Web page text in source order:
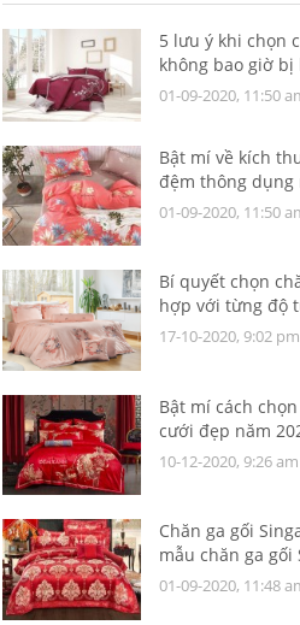
5 lưu ý khi chọn
không bao giờ bị
01-09-2020, 11:50
Bật mí về kích
đệm thông
01-09-2020, 11:50
Bí quyết chọn
hợp với từng độ
17-10-2020, 9:02 pm
Bật mí cách
cưới đẹp năm
10-12-2020, 9:26 am
Chăn ga gối
mẫu chăn ga gối
01-09-2020, 11:48